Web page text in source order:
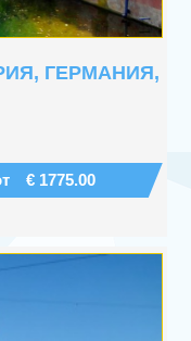
ГЕРМАНИЯ,
€ 1775.00